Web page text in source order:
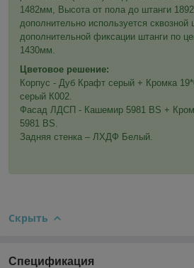
1482мм, Высота от пола до штанги
дополнительно используется
дополнительной фиксации штанги по
1430мм.
Цветовое решение:
Корпус - Дуб Крафт серый + Кромка
серый К002.
Фасад ЛДСП - Кашемир 5981 BS +
5981 BS.
Задняя стенка – ЛХДФ Белый.
Скрыть
Спецификация